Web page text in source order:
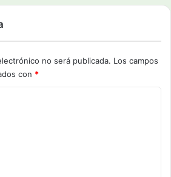
no será publicada. Los campos
con *